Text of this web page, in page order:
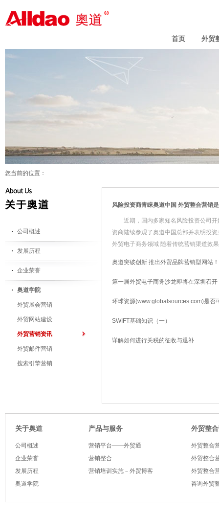
外贸整合营销_海外推广_外贸网站
建设——奥道信息-外贸营销咨询顾
首页 外贸
您当前的位置：
公司概述
发展历程
企业荣誉
奥道学院
外贸展会营销
外贸网站建设
外贸营销资讯
外贸邮件营销
搜索引擎营销
风险投资商青睐奥道中国 外贸整合营销
近期，国内多家知名风险投资公司
资商陆续参观了奥道中国总部并表明投
外贸电子商务领域 随着传统营销渠道效
奥道突破创新 推出外贸品牌营销型网站！
第一届外贸电子商务沙龙即将在深圳召开
环球资源(www.globalsources.com)是否
SWIFT基础知识（一）
详解如何进行关税的征收与退补
关于奥道
公司概述
企业荣誉
发展历程
奥道学院
产品与服务
营销平台——外贸通
营销整合
营销培训实施－外贸博客
外贸整
外贸整合
外贸整合
外贸整合
咨询外贸